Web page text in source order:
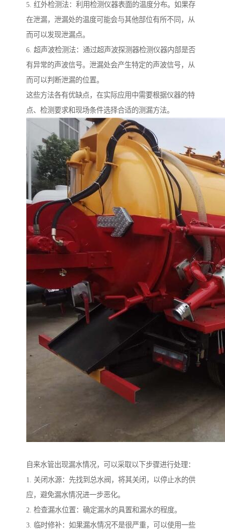
5. 红外检测法：利用检测仪器表面的温度分布。如果存
在泄漏，泄漏处的温度可能会与其他部位有所不同，从
而可以发现泄漏点。
6. 超声波检测法：通过超声波探测器检测仪器内部是否
有异常的声波信号。泄漏处会产生特定的声波信号，从
而可以判断泄漏的位置。
这些方法各有优缺点，在实际应用中需要根据仪器的特
点、检测要求和现场条件选择合适的测漏方法。
自来水管出现漏水情况，可以采取以下步骤进行处理：
1. 关闭水源：先找到总水阀，将其关闭，以停止水的供
应，避免漏水情况进一步恶化。
2. 检查漏水位置：确定漏水的具置和漏水的程度。
3. 临时修补：如果漏水情况不是很严重，可以使用一些